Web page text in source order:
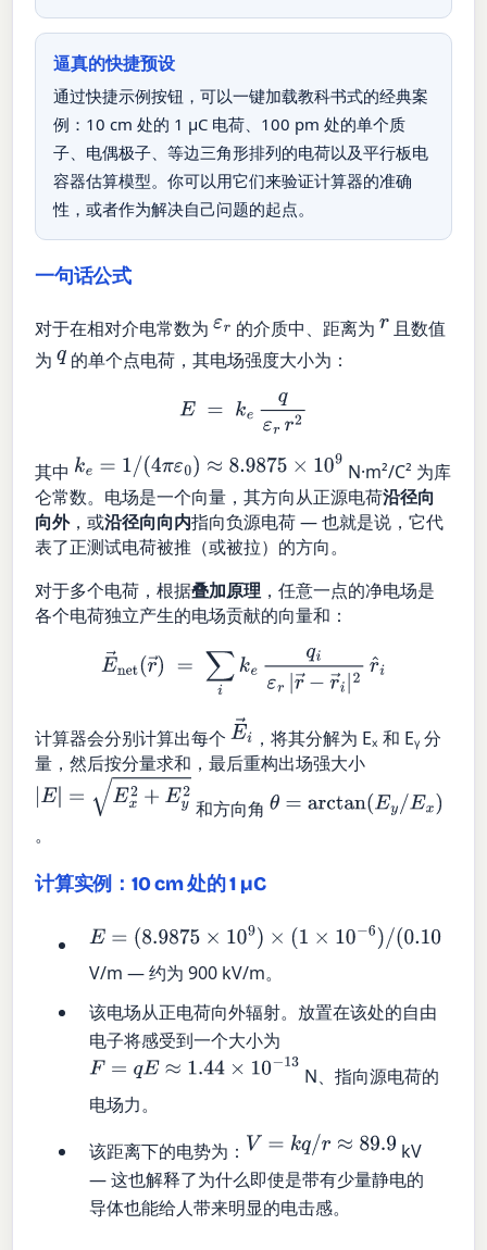
逼真的快捷预设
通过快捷示例按钮，可以一键加载教科书式的经典案
例：10 cm 处的 1 µC 电荷、100 pm 处的单个质
子、电偶极子、等边三角形排列的电荷以及平行板电
容器估算模型。你可以用它们来验证计算器的准确
性，或者作为解决自己问题的起点。
一句话公式
对于在相对介电常数为εr 的介质中、距离为r且数值
为q 的单个点电荷，其电场强度大小为：
E=k eq εrr2
其中 ke =1/ (4πε0)≈8.9875×109
N·m²/C² 为库
仑常数。电场是一个向量，其方向从正源电荷沿径向
向外，或沿径向向内指向负源电荷 — 也就是说，它代
表了正测试电荷被推（或被拉）的方向。
对于多个电荷，根据叠加原理，任意一点的净电场是
各个电荷独立产生的电场贡献的向量和：
E→ net(r →) ∑ike qi r|r→−r→i|2r^i
计算器会分别计算出每个E→ ，将其分解为 Eₓ 和 Eᵧ 分
量，然后按分量求和，最后重构出场强大小
|E| =E +Ey2
和方向角 θ =arctan(Ey/Ex)
。
计算实例：10 cm 处的 1 µC
E= (8.9875×109 )× (1×10 −6 /(0.10)2≈8.99×105
V/m — 约为 900 kV/m。
该电场从正电荷向外辐射。放置在该处的自由
电子将感受到一个大小为
F= qE ≈1.44× 10−13
N、指向源电荷的
电场力。
该距离下的电势为： V= kq /r≈89.9
kV
— 这也解释了为什么即使是带有少量静电的
导体也能给人带来明显的电击感。